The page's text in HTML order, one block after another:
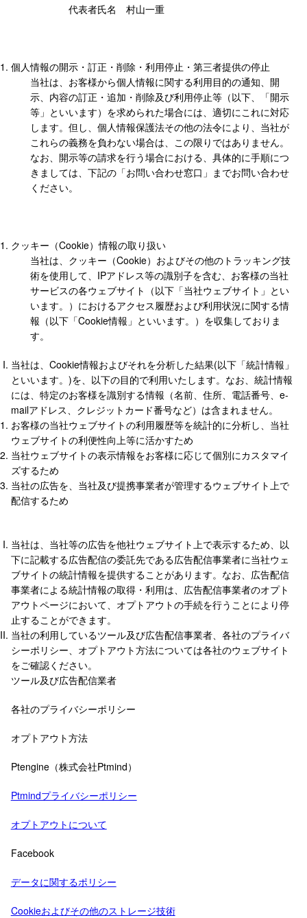
代表者氏名 村山一重
個人情報の開示・訂正・削除・利用停止・第三者提供の停止
当社は、お客様から個人情報に関する利用目的の通知、開
示、内容の訂正・追加・削除及び利用停止等（以下、「開示
等」といいます）を求められた場合には、適切にこれに対応
します。但し、個人情報保護法その他の法令により、当社が
これらの義務を負わない場合は、この限りではありません。
なお、開示等の請求を行う場合における、具体的に手順につ
きましては、下記の「お問い合わせ窓口」までお問い合わせ
ください。
クッキー（Cookie）情報の取り扱い
当社は、クッキー（Cookie）およびその他のトラッキング技
術を使用して、IPアドレス等の識別子を含む、お客様の当社
サービスの各ウェブサイト（以下「当社ウェブサイト」とい
います。）におけるアクセス履歴および利用状況に関する情
報（以下「Cookie情報」といいます。）を収集しておりま
す。
当社は、Cookie情報およびそれを分析した結果(以下「統計情報」
といいます。)を、以下の目的で利用いたします。なお、統計情報
には、特定のお客様を識別する情報（名前、住所、電話番号、e-
mailアドレス、クレジットカード番号など）は含まれません。
お客様の当社ウェブサイトの利用履歴等を統計的に分析し、当社
ウェブサイトの利便性向上等に活かすため
当社ウェブサイトの表示情報をお客様に応じて個別にカスタマイ
ズするため
当社の広告を、当社及び提携事業者が管理するウェブサイト上で
配信するため
当社は、当社等の広告を他社ウェブサイト上で表示するため、以
下に記載する広告配信の委託先である広告配信事業者に当社ウェ
ブサイトの統計情報を提供することがあります。なお、広告配信
事業者による統計情報の取得・利用は、広告配信事業者のオプト
アウトページにおいて、オプトアウトの手続を行うことにより停
止することができます。
当社の利用しているツール及び広告配信事業者、各社のプライバ
シーポリシー、オプトアウト方法については各社のウェブサイト
をご確認ください。
ツール及び広告配信業者
各社のプライバシーポリシー
オプトアウト方法
Ptengine（株式会社Ptmind）
Ptmindプライバシーポリシー
オプトアウトについて
Facebook
データに関するポリシー
Cookieおよびその他のストレージ技術